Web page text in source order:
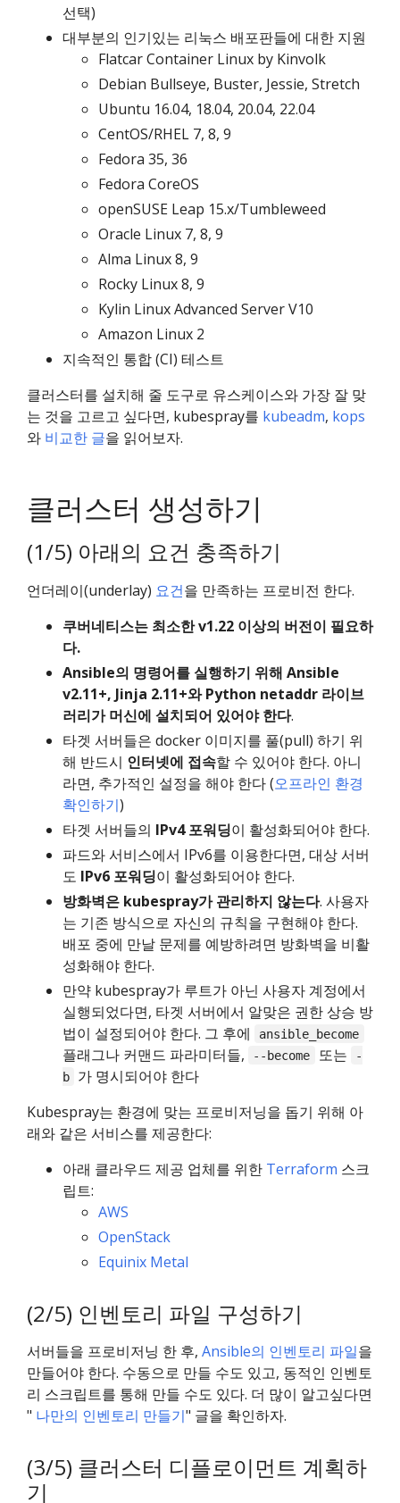
선택)
대부분의 인기있는 리눅스 배포판들에 대한 지원
Flatcar Container Linux by Kinvolk
Debian Bullseye, Buster, Jessie, Stretch
Ubuntu 16.04, 18.04, 20.04, 22.04
CentOS/RHEL 7, 8, 9
Fedora 35, 36
Fedora CoreOS
openSUSE Leap 15.x/Tumbleweed
Oracle Linux 7, 8, 9
Alma Linux 8, 9
Rocky Linux 8, 9
Kylin Linux Advanced Server V10
Amazon Linux 2
지속적인 통합 (CI) 테스트
클러스터를 설치해 줄 도구로 유스케이스와 가장 잘 맞
는 것을 고르고 싶다면, kubespray를 kubeadm, kops
와 비교한 글을 읽어보자.
클러스터 생성하기
(1/5) 아래의 요건 충족하기
언더레이(underlay) 요건을 만족하는 프로비전 한다.
쿠버네티스는 최소한 v1.22 이상의 버전이 필요하
다.
Ansible의 명령어를 실행하기 위해 Ansible
v2.11+, Jinja 2.11+와 Python netaddr 라이브
러리가 머신에 설치되어 있어야 한다.
타겟 서버들은 docker 이미지를 풀(pull) 하기 위
해 반드시 인터넷에 접속할 수 있어야 한다. 아니
라면, 추가적인 설정을 해야 한다 (오프라인 환경
확인하기)
타겟 서버들의 IPv4 포워딩이 활성화되어야 한다.
파드와 서비스에서 IPv6를 이용한다면, 대상 서버
도 IPv6 포워딩이 활성화되어야 한다.
방화벽은 kubespray가 관리하지 않는다. 사용자
는 기존 방식으로 자신의 규칙을 구현해야 한다.
배포 중에 만날 문제를 예방하려면 방화벽을 비활
성화해야 한다.
만약 kubespray가 루트가 아닌 사용자 계정에서
실행되었다면, 타겟 서버에서 알맞은 권한 상승 방
법이 설정되어야 한다. 그 후에
ansible_become
플래그나 커맨드 파라미터들, --become 또는
-
b
가 명시되어야 한다
Kubespray는 환경에 맞는 프로비저닝을 돕기 위해 아
래와 같은 서비스를 제공한다:
아래 클라우드 제공 업체를 위한 Terraform 스크
립트:
AWS
OpenStack
Equinix Metal
(2/5) 인벤토리 파일 구성하기
서버들을 프로비저닝 한 후, Ansible의 인벤토리 파일을
만들어야 한다. 수동으로 만들 수도 있고, 동적인 인벤토
리 스크립트를 통해 만들 수도 있다. 더 많이 알고싶다면
" 나만의 인벤토리 만들기" 글을 확인하자.
(3/5) 클러스터 디플로이먼트 계획하
기